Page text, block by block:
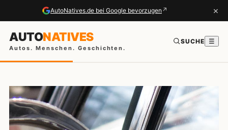
AutoNatives.de bei Google bevorzugen ↗ ×
AUTONATIVES
Autos. Menschen. Geschichten.
SUCHE ☰